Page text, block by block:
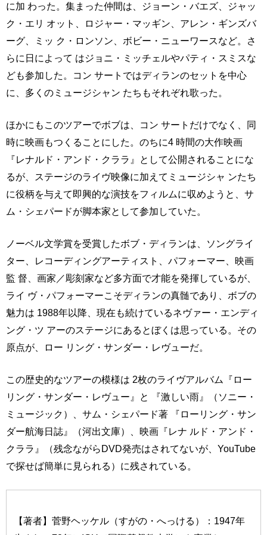
に加 わった。集まった仲間は、ジョーン・バエズ、ジャッ
ク・エリ オット、ロジャー・マッギン、アレン・ギンズバ
ーグ、ミッ ク・ロンソン、ボビー・ニューワースなど。さ
らに日によって はジョニ・ミッチェルやパティ・スミスな
ども参加した。コン サートではディランのセットを中心
に、多くのミュージシャン たちもそれぞれ歌った。
ほかにもこのツアーでボブは、コン サートだけでなく、同
時に映画もつくることにした。のちに4 時間の大作映画
『レナルド・アンド・クララ』として公開されることにな
るが、ステージのライヴ映像に加えてミュージシャ ンたち
に役柄を与えて即興的な演技をフィルムに収めようと、サ
ム・シェパードが脚本家として参加していた。
ノーベル文学賞を受賞したボブ・ディランは、ソングライ
ター、レコーディングアーティスト、パフォーマー、映画
監 督、画家／彫刻家など多方面で才能を発揮しているが、
ライ ヴ・パフォーマーこそディランの真髄であり、ボブの
魅力は 1988年以降、現在も続けているネヴァー・エンディ
ング・ツ アーのステージにあるとぼくは思っている。その
原点が、ロー リング・サンダー・レヴューだ。
この歴史的なツアーの模様は 2枚のライヴアルバム『ロー
リング・サンダー・レヴュー』と 『激しい雨』（ソニー・
ミュージック）、サム・シェパード著 『ローリング・サン
ダー航海日誌』（河出文庫）、映画『レナ ルド・アンド・
クララ』（残念ながらDVD発売はされてないが、YouTube
で探せば簡単に見られる）に残されている。
【著者】菅野ヘッケル（すがの・へっける）：1947年